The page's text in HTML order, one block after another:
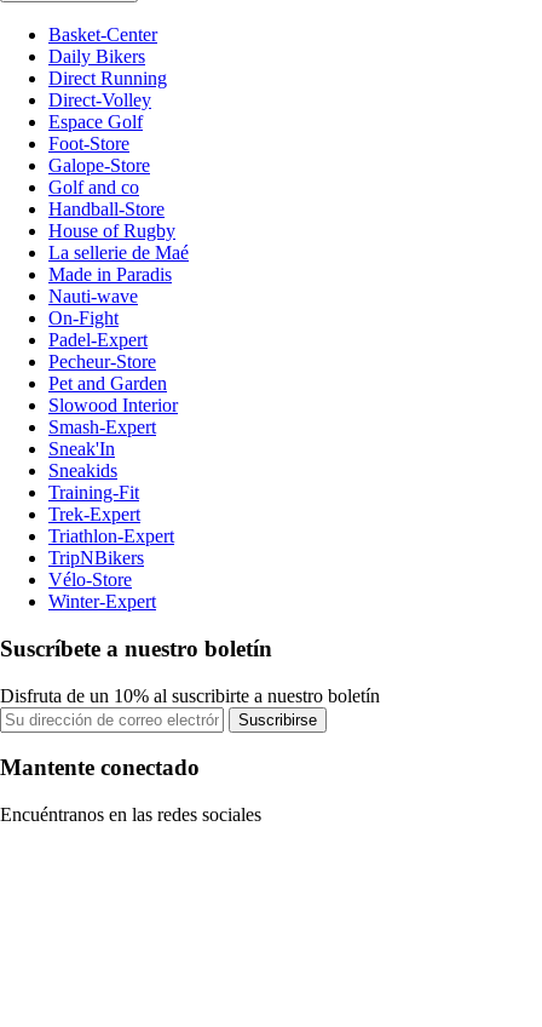
Basket-Center
Daily Bikers
Direct Running
Direct-Volley
Espace Golf
Foot-Store
Galope-Store
Golf and co
Handball-Store
House of Rugby
La sellerie de Maé
Made in Paradis
Nauti-wave
On-Fight
Padel-Expert
Pecheur-Store
Pet and Garden
Slowood Interior
Smash-Expert
Sneak'In
Sneakids
Training-Fit
Trek-Expert
Triathlon-Expert
TripNBikers
Vélo-Store
Winter-Expert
Suscríbete a nuestro boletín
Disfruta de un 10% al suscribirte a nuestro boletín
Suscribirse
Mantente conectado
Encuéntranos en las redes sociales